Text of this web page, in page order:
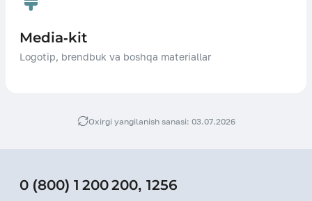
Media-kit
Logotip, brendbuk va boshqa materiallar
Oxirgi yangilanish sanasi: 03.07.2026
0 (800) 1 200 200, 1256